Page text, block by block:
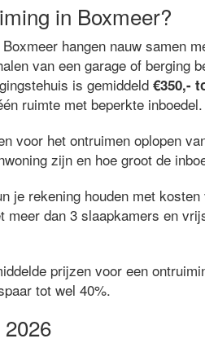
in Boxmeer?
Boxmeer hangen nauw samen
van een garage of berging
is gemiddeld €350,-
ruimte met beperkte inboedel.
voor het ontruimen oplopen
zijn en hoe groot de
je rekening houden met
dan 3 slaapkamers en
prijzen voor een
tot wel 40%.